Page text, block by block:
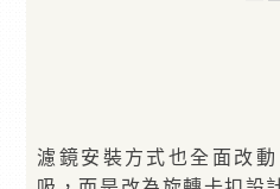
濾鏡安裝方式也全面改